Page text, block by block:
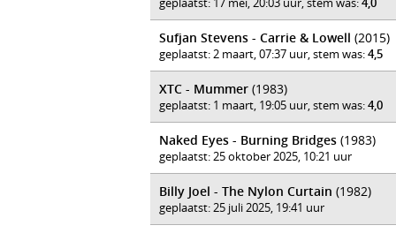
Sufjan Stevens - Carrie & Lowell (2015)
geplaatst: 2 maart, 07:37 uur, stem was:4,5
XTC - Mummer (1983)
geplaatst: 1 maart, 19:05 uur, stem was:4,0
Naked Eyes - Burning Bridges (1983)
geplaatst: 25 oktober 2025, 10:21 uur
Billy Joel - The Nylon Curtain (1982)
geplaatst: 25 juli 2025, 19:41 uur